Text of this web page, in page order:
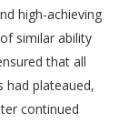
high-achieving
similar ability
that all
had plateaued,
continued